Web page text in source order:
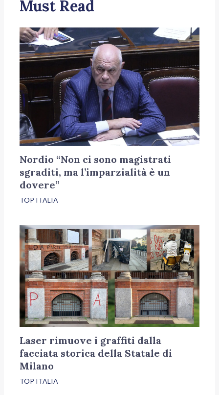
Must Read
Nordio “Non ci sono magistrati
sgraditi, ma l’imparzialità è un
dovere”
TOP ITALIA
Laser rimuove i graffiti dalla
facciata storica della Statale di
Milano
TOP ITALIA